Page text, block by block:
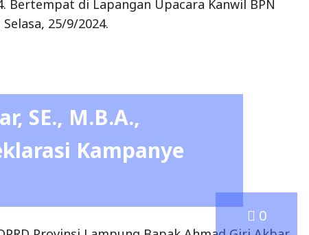
Kampanye
kegiatan “Deklarasi Kampanye Pilkada Damai
Gubernur dan Wakil Gubernur di Provinsi
dalam rangka menghadapi Pemilihan
Gubernur di Provinsi Lampung yang
Bawaslu Provinsi Lampung. Bertempat di
Ideologi